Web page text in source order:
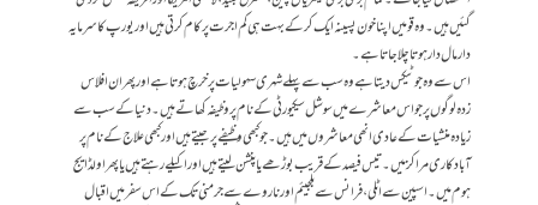
گئیں ہیں۔ وہ قومیں اپنا خون پسینہ ایک کر کے بہت ہی کم اجرت پر کام کرتی ہیں اور یورپ کا سرمایہ
دار مال دار ہوتا چلا جاتا ہے۔
اس سے وہ جو ٹیکس دیتا ہے وہ سب سے پہلے شہری سہولیات پر خرچ ہوتا ہے اور پھر ان افلاس
زدہ لوگوں پر جو اس معاشرے میں سوشل سیکیورٹی کے نام پر وظیفہ کھاتے ہیں۔ دنیا کے سب سے
زیادہ منشیات کے عادی انھی معاشروں میں ہیں۔ جو کبھی وظیفے پر جیتے ہیں اور کبھی علاج کے نام پر
آبادکاری مراکز میں۔ تیس فیصد کے قریب بوڑھے یا پنشن لیتے ہیں اور اکیلے رہتے ہیں یا پھر اولڈ ایج
ہوم میں۔ اسپین سے اٹلی، فرانس سے بلجیئم اور ناروے سے جرمنی تک کے اس سفر میں اقبال